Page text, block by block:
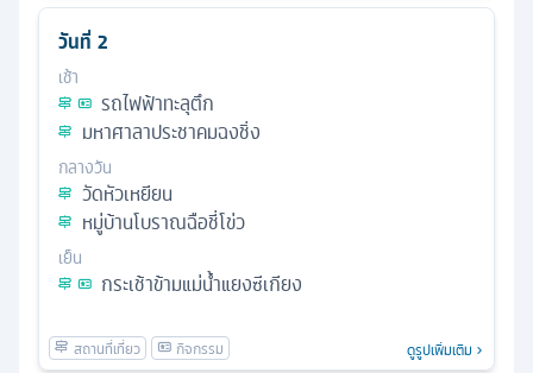
วันที่ 2
เช้า
รถไฟฟ้าทะลุตึก
มหาศาลาประชาคมฉงชิ่ง
กลางวัน
วัดหัวเหยียน
หมู่บ้านโบราณฉือชี่โข่ว
เย็น
กระเช้าข้ามแม่น้ำแยงซีเกียง
ดูรูปเพิ่มเติม